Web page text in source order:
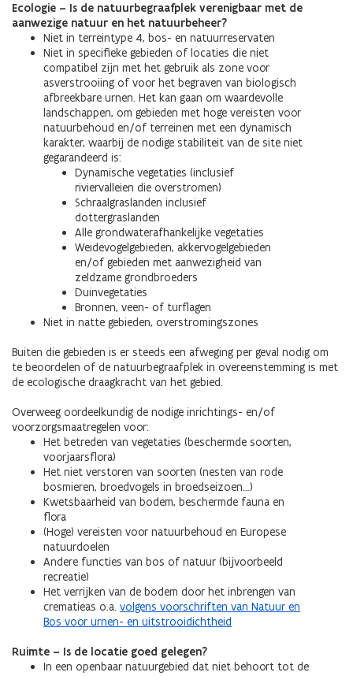
Ecologie – Is de natuurbegraafplek verenigbaar met de
aanwezige natuur en het natuurbeheer?
Niet in terreintype 4, bos- en natuurreservaten
Niet in specifieke gebieden of locaties die niet
compatibel zijn met het gebruik als zone voor
asverstrooiing of voor het begraven van biologisch
afbreekbare urnen. Het kan gaan om waardevolle
landschappen, om gebieden met hoge vereisten voor
natuurbehoud en/of terreinen met een dynamisch
karakter, waarbij de nodige stabiliteit van de site niet
gegarandeerd is:
Dynamische vegetaties (inclusief
riviervalleien die overstromen)
Schraalgraslanden inclusief
dottergraslanden
Alle grondwaterafhankelijke vegetaties
Weidevogelgebieden, akkervogelgebieden
en/of gebieden met aanwezigheid van
zeldzame grondbroeders
Duinvegetaties
Bronnen, veen- of turflagen
Niet in natte gebieden, overstromingszones
Buiten die gebieden is er steeds een afweging per geval nodig om
te beoordelen of de natuurbegraafplek in overeenstemming is met
de ecologische draagkracht van het gebied.
Overweeg oordeelkundig de nodige inrichtings- en/of
voorzorgsmaatregelen voor:
Het betreden van vegetaties (beschermde soorten,
voorjaarsflora)
Het niet verstoren van soorten (nesten van rode
bosmieren, broedvogels in broedseizoen…)
Kwetsbaarheid van bodem, beschermde fauna en
flora
(Hoge) vereisten voor natuurbehoud en Europese
natuurdoelen
Andere functies van bos of natuur (bijvoorbeeld
recreatie)
Het verrijken van de bodem door het inbrengen van
crematieas o.a. volgens voorschriften van Natuur en
Bos voor urnen- en uitstrooidichtheid
Ruimte – Is de locatie goed gelegen?
In een openbaar natuurgebied dat niet behoort tot de